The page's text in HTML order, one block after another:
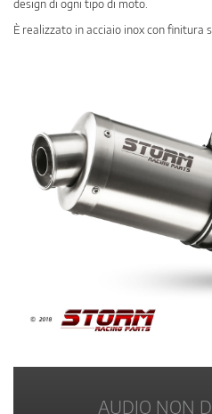
design di ogni tipo di moto.
È realizzato in acciaio inox con finitura
AUDIO NON